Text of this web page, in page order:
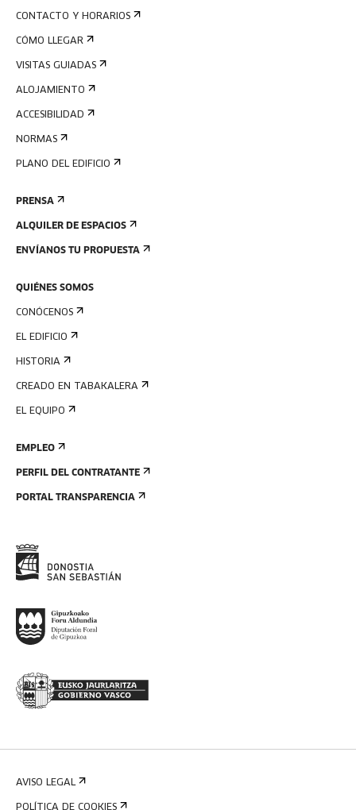
CONTACTO Y HORARIOS
CÓMO LLEGAR
VISITAS GUIADAS
ALOJAMIENTO
ACCESIBILIDAD
NORMAS
PLANO DEL EDIFICIO
PRENSA
ALQUILER DE ESPACIOS
ENVÍANOS TU PROPUESTA
QUIÉNES SOMOS
CONÓCENOS
EL EDIFICIO
HISTORIA
CREADO EN TABAKALERA
EL EQUIPO
EMPLEO
PERFIL DEL CONTRATANTE
PORTAL TRANSPARENCIA
AVISO LEGAL
POLÍTICA DE COOKIES